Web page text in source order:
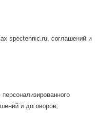
spectehnic.ru, соглашений и
и договоров;